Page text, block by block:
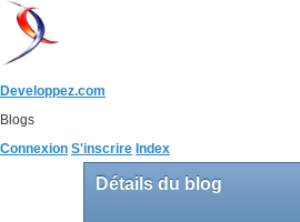
Developpez.com
Blogs
Connexion S'inscrire Index
Détails du blog